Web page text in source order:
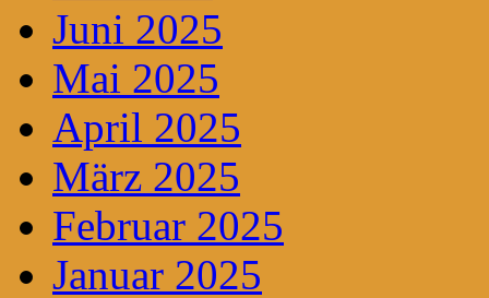
Juni 2025
Mai 2025
April 2025
März 2025
Februar 2025
Januar 2025